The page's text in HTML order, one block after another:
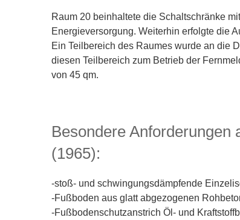
Raum 20 beinhaltete die Schaltschränke
Energieversorgung. Weiterhin erfolgte die
Ein Teilbereich des Raumes wurde an die
diesen Teilbereich zum Betrieb der
von 45 qm.
Besondere
(1965):
-stoß- und schwingungsdämpfende
-Fußboden aus glatt abgezogenen
-Fußbodenschutzanstrich Öl- und